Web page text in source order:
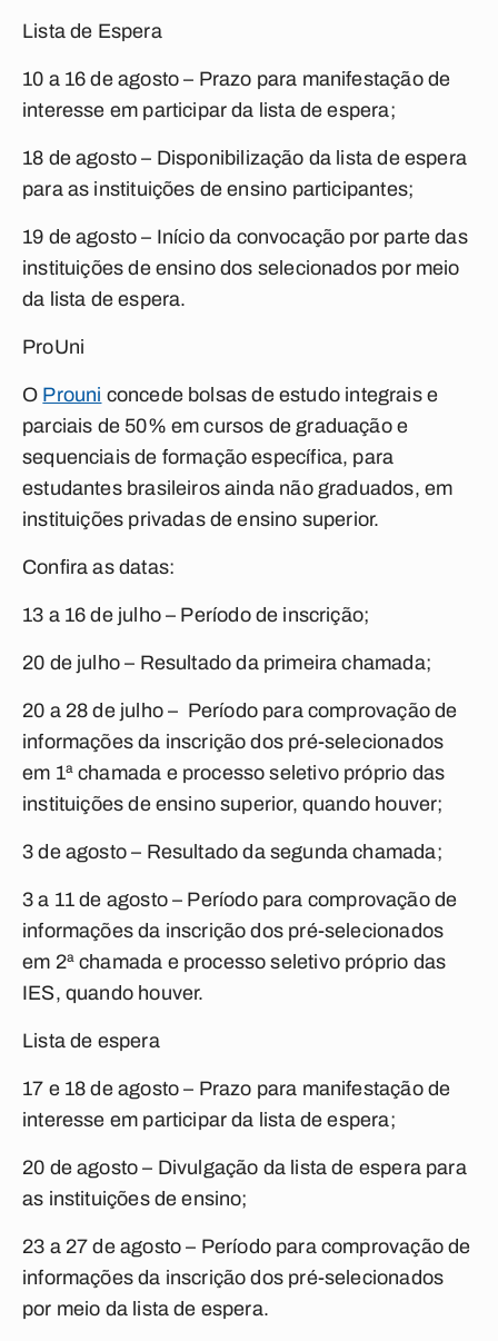
Lista de Espera
10 a 16 de agosto – Prazo para manifestação de
interesse em participar da lista de espera;
18 de agosto – Disponibilização da lista de espera
para as instituições de ensino participantes;
19 de agosto – Início da convocação por parte das
instituições de ensino dos selecionados por meio
da lista de espera.
ProUni
O Prouni concede bolsas de estudo integrais e
parciais de 50% em cursos de graduação e
sequenciais de formação específica, para
estudantes brasileiros ainda não graduados, em
instituições privadas de ensino superior.
Confira as datas:
13 a 16 de julho– Período de inscrição;
20 de julho– Resultado da primeira chamada;
20 a 28 de julho– Período para comprovação de
informações da inscrição dos pré-selecionados
em 1ª chamada e processo seletivo próprio das
instituições de ensino superior, quando houver;
3 de agosto– Resultado da segunda chamada;
3 a 11 de agosto– Período para comprovação de
informações da inscrição dos pré-selecionados
em 2ª chamada e processo seletivo próprio das
IES, quando houver.
Lista de espera
17 e 18 de agosto – Prazo para manifestação de
interesse em participar da lista de espera;
20 de agosto – Divulgação da lista de espera para
as instituições de ensino;
23 a 27 de agosto – Período para comprovação de
informações da inscrição dos pré-selecionados
por meio da lista de espera.